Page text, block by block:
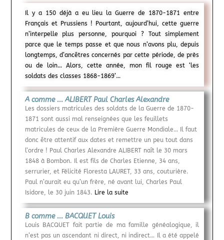
Il y a 150 déjà a eu lieu la Guerre de 1870-1871 entre
Français et Prussiens ! Pourtant, aujourd’hui, cette guerre
n’interpelle plus personne, pourquoi ? Tout simplement
parce que le temps passe et que nous n’avons plu, depuis
longtemps, d’ancêtres concernés par cette période, de près
ou de loin… Alors, cette année, mon fil rouge est ‘les
soldats des classes 1868-1869’…
A comme ... ALIBERT Paul Charles Alexandre
Les dossiers matricules des soldats de la Guerre de 1870-
1871 sont aussi mal renseignées que les feuillets
matricules de ceux de la Première Guerre Mondiale… Il faut
donc être attentif aux dates et remettre un peu tout dans
l’ordre ! Paul Charles Alexandre ALIBERT naît le 30 mars
1848 à Bombon. Il est fils de Charles Etienne, 34 ans,
serrurier, et Félicité Floresta LAURET, 33 ans, couturière.
Paul n’aurait eu qu’un frère, né avant lui, Charles Paul
Isidore, le 30 juin 1843. Lire la suite
B comme ... BACQUET Louis
Louis BACQUET fait partie de ma famille généalogique, il
n’est pas un ascendant ni direct, ni indirect… Il a été appelé